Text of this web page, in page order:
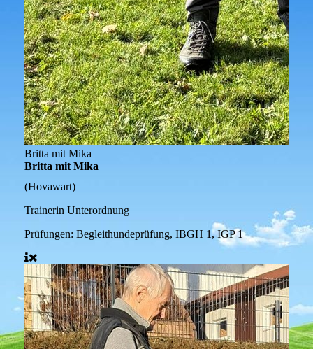
Britta mit Mika
Britta mit Mika
(Hovawart)
Trainerin Unterordnung
Prüfungen: Begleithundeprüfung, IBGH 1, IGP 1